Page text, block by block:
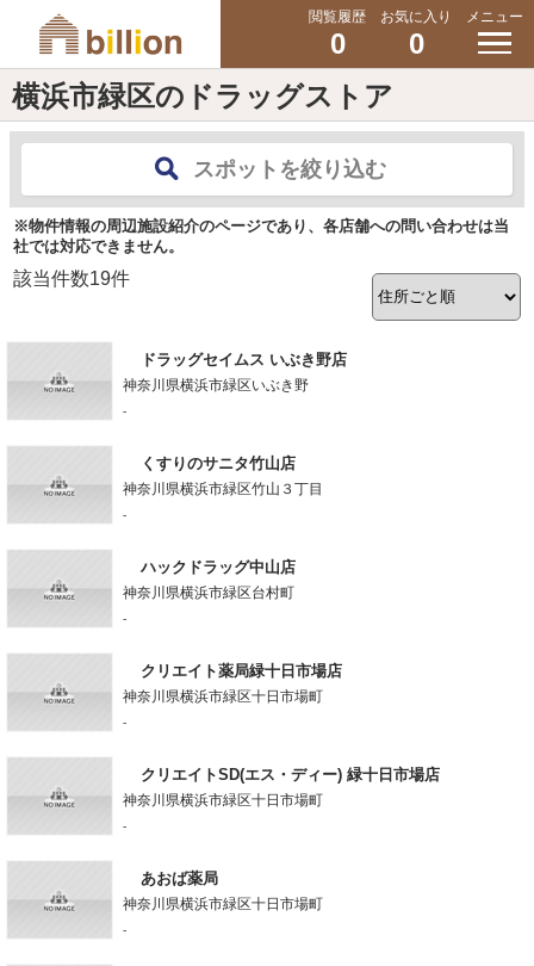
閲覧履歴
0
お気に入り
0
メニュー
横浜市緑区のドラッグストア
スポットを絞り込む
※物件情報の周辺施設紹介のページであり、各店舗への問い合わせは当
社では対応できません。
該当件数19件
ドラッグセイムス いぶき野店
神奈川県横浜市緑区いぶき野
-
くすりのサニタ竹山店
神奈川県横浜市緑区竹山３丁目
-
ハックドラッグ中山店
神奈川県横浜市緑区台村町
-
クリエイト薬局緑十日市場店
神奈川県横浜市緑区十日市場町
-
クリエイトSD(エス・ディー) 緑十日市場店
神奈川県横浜市緑区十日市場町
-
あおば薬局
神奈川県横浜市緑区十日市場町
-